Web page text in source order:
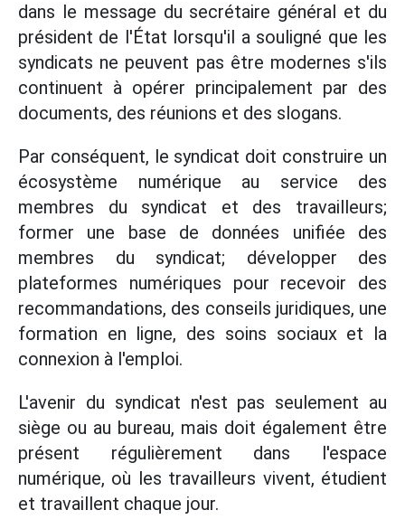
dans le message du secrétaire général et du
président de l'État lorsqu'il a souligné que les
syndicats ne peuvent pas être modernes s'ils
continuent à opérer principalement par des
documents, des réunions et des slogans.
Par conséquent, le syndicat doit construire un
écosystème numérique au service des
membres du syndicat et des travailleurs;
former une base de données unifiée des
membres du syndicat; développer des
plateformes numériques pour recevoir des
recommandations, des conseils juridiques, une
formation en ligne, des soins sociaux et la
connexion à l'emploi.
L'avenir du syndicat n'est pas seulement au
siège ou au bureau, mais doit également être
présent régulièrement dans l'espace
numérique, où les travailleurs vivent, étudient
et travaillent chaque jour.